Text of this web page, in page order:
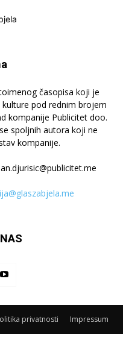
časopisa koji je
pod rednim brojem
kompanije Publicitet doo.
spoljnih autora koji ne
kompanije.
privatnosti Impressum